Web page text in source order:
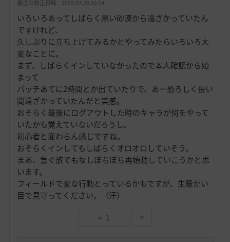
入
最近の修正日時 : 2025.07.29 20:14
いろいろあってしばらく黒い砂漠から遠ざかっていたん
ですけれど、
久しぶりに立ち上げてみるかとやってみたらいろいろ大
変なことに。
まず、しばらくインしていなかったので本人確認から始
まって
パッチあてに2時間とか出ていたりで、あー恐ろしく長い
間遠ざかっていたんだと実感。
おそらく最後にログアウトした時のキャラが何をやって
いたかも覚えていないだろうし。
初心者と変わらん感じですね。
おそらくインしてもしばらくオロオロしていそう。
まあ、急ぐ旅でもなしぼちぼち再始動していこうかと思
います。
フィールドで変な行動とっているかもですが、生暖かい
目で見守ってください。（汗）
3